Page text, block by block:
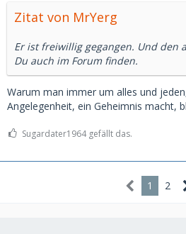
Zitat von MrYerg
Er ist freiwillig gegangen. Und den
Du auch im Forum finden.
Warum man immer um alles und
Angelegenheit, ein Geheimnis macht,
Sugardater1964 gefällt das.
1 2